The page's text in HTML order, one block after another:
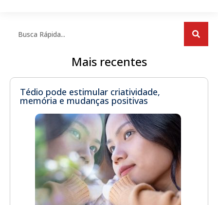
Mais recentes
Tédio pode estimular criatividade,
memória e mudanças positivas